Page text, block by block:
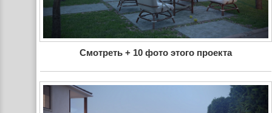
Смотреть + 10 фото этого проекта